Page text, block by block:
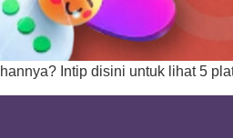
Intip disini untuk lihat 5